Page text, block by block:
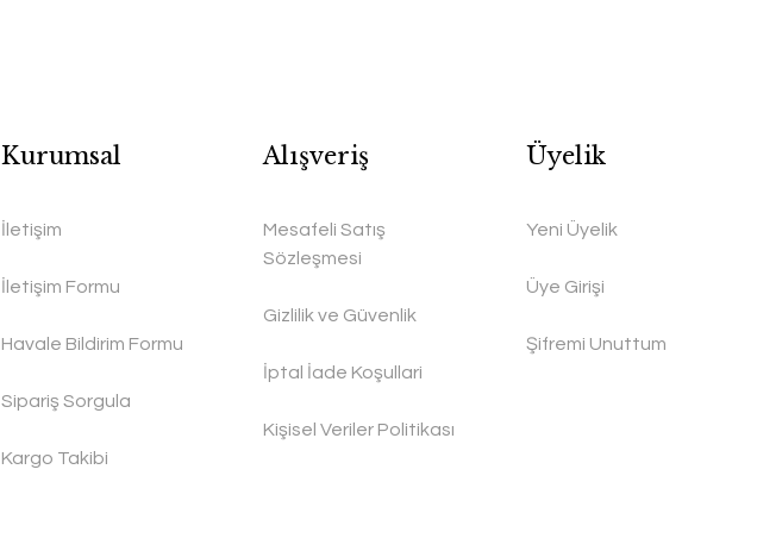
Kurumsal
İletişim
İletişim Formu
Havale Bildirim Formu
Sipariş Sorgula
Kargo Takibi
Alışveriş
Mesafeli Satış
Sözleşmesi
Gizlilik ve Güvenlik
İptal İade Koşullari
Kişisel Veriler Politikası
Üyelik
Yeni Üyelik
Üye Girişi
Şifremi Unuttum